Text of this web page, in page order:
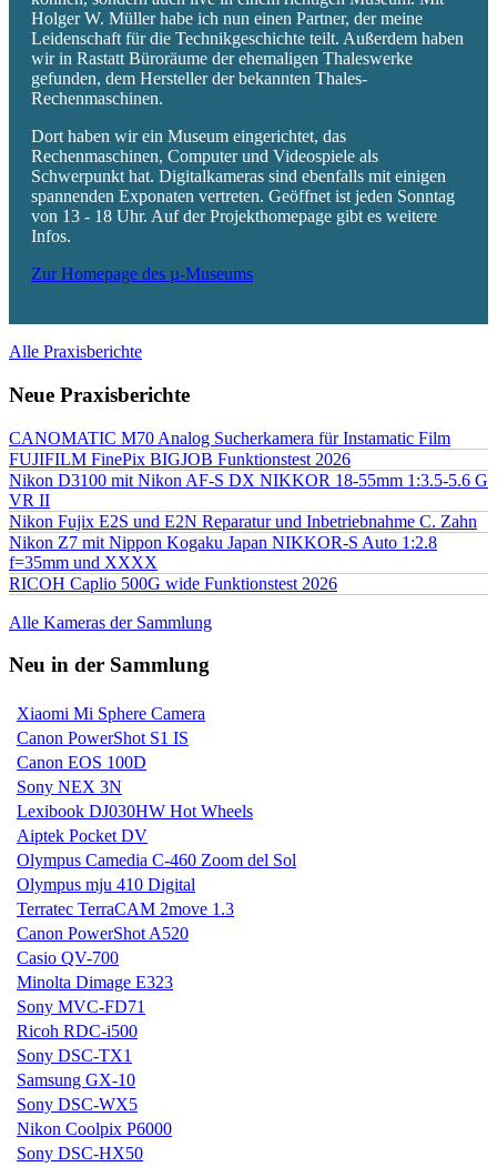
Holger W. Müller habe ich nun einen Partner, der meine
Leidenschaft für die Technikgeschichte teilt. Außerdem haben
wir in Rastatt Büroräume der ehemaligen Thaleswerke
gefunden, dem Hersteller der bekannten Thales-
Rechenmaschinen.
Dort haben wir ein Museum eingerichtet, das
Rechenmaschinen, Computer und Videospiele als
Schwerpunkt hat. Digitalkameras sind ebenfalls mit einigen
spannenden Exponaten vertreten. Geöffnet ist jeden Sonntag
von 13 - 18 Uhr. Auf der Projekthomepage gibt es weitere
Infos.
Zur Homepage des µ-Museums
Alle Praxisberichte
Neue Praxisberichte
CANOMATIC M70 Analog Sucherkamera für Instamatic Film
FUJIFILM FinePix BIGJOB Funktionstest 2026
Nikon D3100 mit Nikon AF-S DX NIKKOR 18-55mm 1:3.5-5.6 G
VR II
Nikon Fujix E2S und E2N Reparatur und Inbetriebnahme C. Zahn
Nikon Z7 mit Nippon Kogaku Japan NIKKOR-S Auto 1:2.8
f=35mm und XXXX
RICOH Caplio 500G wide Funktionstest 2026
Alle Kameras der Sammlung
Neu in der Sammlung
Xiaomi Mi Sphere Camera
Canon PowerShot S1 IS
Canon EOS 100D
Sony NEX 3N
Lexibook DJ030HW Hot Wheels
Aiptek Pocket DV
Olympus Camedia C-460 Zoom del Sol
Olympus mju 410 Digital
Terratec TerraCAM 2move 1.3
Canon PowerShot A520
Casio QV-700
Minolta Dimage E323
Sony MVC-FD71
Ricoh RDC-i500
Sony DSC-TX1
Samsung GX-10
Sony DSC-WX5
Nikon Coolpix P6000
Sony DSC-HX50